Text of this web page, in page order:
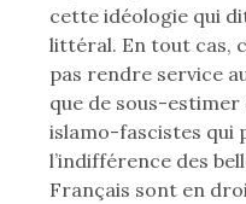
cette idéologie qui
littéral. En tout cas,
pas rendre service
que de sous-estimer
islamo-fascistes qui
l’indifférence des
Français sont en